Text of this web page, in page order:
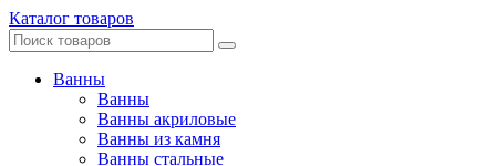
Каталог товаров
Ванны
Ванны
Ванны акриловые
Ванны из камня
Ванны стальные